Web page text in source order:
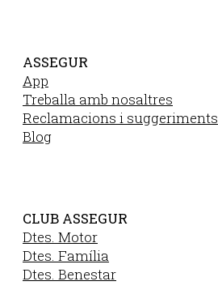
ASSEGUR
App
Treballa amb nosaltres
Reclamacions i suggeriments
Blog
CLUB ASSEGUR
Dtes. Motor
Dtes. Família
Dtes. Benestar